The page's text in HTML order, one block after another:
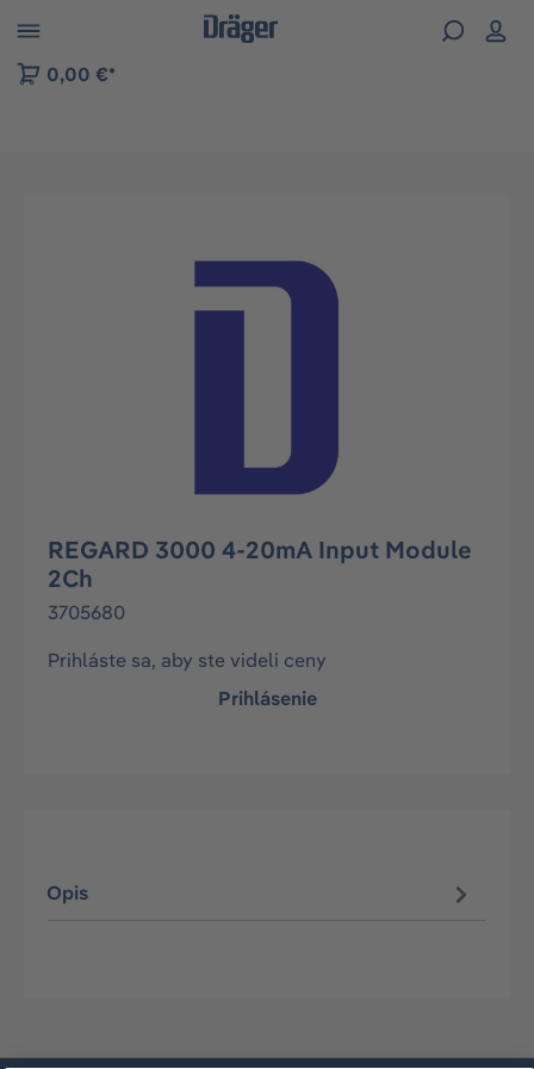
to B2B platform navigation
0,00 €*
Preskočiť galériu obrázkov
REGARD 3000 4-20mA Input Module
2Ch
3705680
Prihláste sa, aby ste videli ceny
Prihlásenie
Opis